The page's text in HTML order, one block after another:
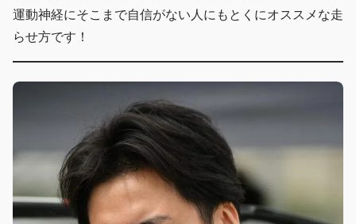
運動神経にそこまで自信がない人にもとくにオススメな走
らせ方です！